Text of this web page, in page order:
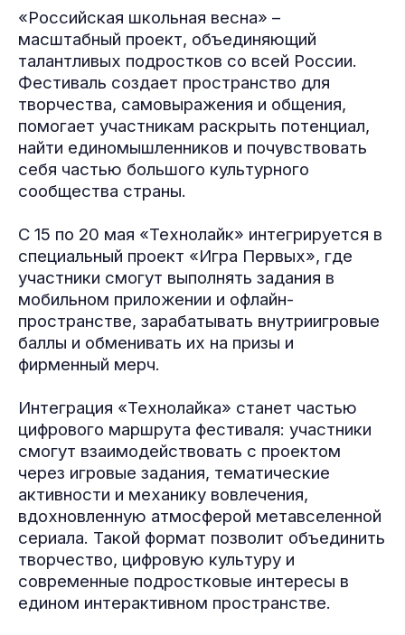
«Российская школьная весна» –
масштабный проект, объединяющий
талантливых подростков со всей России.
Фестиваль создает пространство для
творчества, самовыражения и общения,
помогает участникам раскрыть потенциал,
найти единомышленников и почувствовать
себя частью большого культурного
сообщества страны.
С 15 по 20 мая «Технолайк» интегрируется в
специальный проект «Игра Первых», где
участники смогут выполнять задания в
мобильном приложении и офлайн-
пространстве, зарабатывать внутриигровые
баллы и обменивать их на призы и
фирменный мерч.
Интеграция «Технолайка» станет частью
цифрового маршрута фестиваля: участники
смогут взаимодействовать с проектом
через игровые задания, тематические
активности и механику вовлечения,
вдохновленную атмосферой метавселенной
сериала. Такой формат позволит объединить
творчество, цифровую культуру и
современные подростковые интересы в
едином интерактивном пространстве.